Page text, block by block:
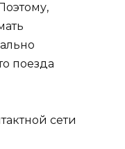
поезда
сети